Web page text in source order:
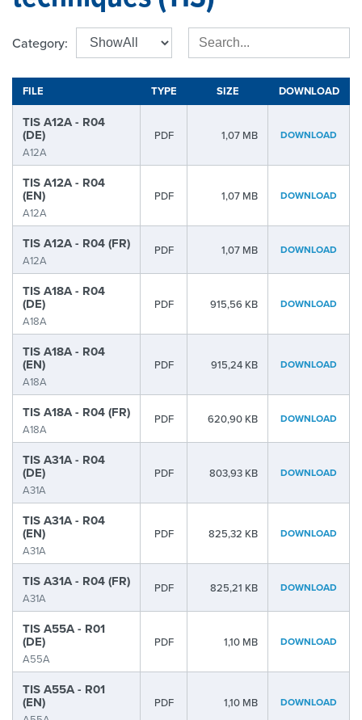
Category:
FILE TYPE SIZE DOWNLOAD
TIS A12A - R04
(DE)
A12A
PDF 1,07 MB DOWNLOAD
TIS A12A - R04
(EN)
A12A
PDF 1,07 MB DOWNLOAD
TIS A12A - R04 (FR)
A12A
PDF 1,07 MB DOWNLOAD
TIS A18A - R04
(DE)
A18A
PDF 915,56 KB DOWNLOAD
TIS A18A - R04
(EN)
A18A
PDF 915,24 KB DOWNLOAD
TIS A18A - R04 (FR)
A18A
PDF 620,90 KB DOWNLOAD
TIS A31A - R04
(DE)
A31A
PDF 803,93 KB DOWNLOAD
TIS A31A - R04
(EN)
A31A
PDF 825,32 KB DOWNLOAD
TIS A31A - R04 (FR)
A31A
PDF 825,21 KB DOWNLOAD
TIS A55A - R01
(DE)
A55A
PDF 1,10 MB DOWNLOAD
TIS A55A - R01
(EN) PDF 1,10 MB DOWNLOAD